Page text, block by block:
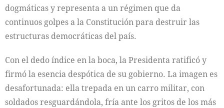
dogmáticas y representa a un régimen que da
continuos golpes a la Constitución para destruir las
estructuras democráticas del país.
Con el dedo índice en la boca, la Presidenta ratificó y
firmó la esencia despótica de su gobierno. La imagen es
desafortunada: ella trepada en un carro militar, con
soldados resguardándola, fría ante los gritos de los más